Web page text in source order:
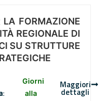
FORMAZIONE
REGIONALE DI
SU STRUTTURE
:
Giorni
alla
Maggiori
dettagli